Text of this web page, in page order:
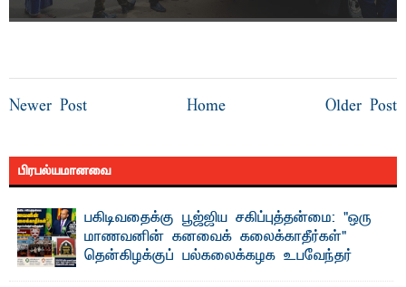
Newer Post Older Post
Home
பிரபல்யமானவை
பகிடிவதைக்கு பூஜ்ஜிய சகிப்புத்தன்மை: "ஒரு
மாணவனின் கனவைக் கலைக்காதீர்கள்" –
தென்கிழக்குப் பல்கலைக்கழக உபவேந்தர்